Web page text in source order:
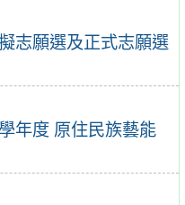
志願選及正式志願選
年度 原住民族藝能